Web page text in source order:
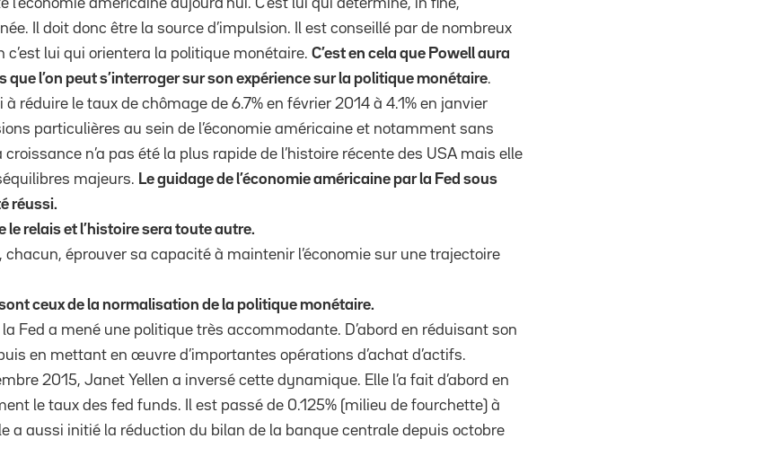
l’économie américaine aujourd’hui. C’est lui qui détermine, in fine,
Il doit donc être la source d’impulsion. Il est conseillé par de nombreux
lui qui orientera la politique monétaire. C’est en cela que Powell aura
l’on peut s’interroger sur son expérience sur la politique monétaire.
réduire le taux de chômage de 6.7% en février 2014 à 4.1% en janvier
particulières au sein de l’économie américaine et notamment sans
n’a pas été la plus rapide de l’histoire récente des USA mais elle
majeurs. Le guidage de l’économie américaine par la Fed sous
réussi.
le relais et l’histoire sera toute autre.
chacun, éprouver sa capacité à maintenir l’économie sur une trajectoire
ceux de la normalisation de la politique monétaire.
Fed a mené une politique très accommodante. D’abord en réduisant son
en mettant en œuvre d’importantes opérations d’achat d’actifs.
2015, Janet Yellen a inversé cette dynamique. Elle l’a fait d’abord en
le taux des fed funds. Il est passé de 0.125% (milieu de fourchette) à
a aussi initié la réduction du bilan de la banque centrale depuis octobre